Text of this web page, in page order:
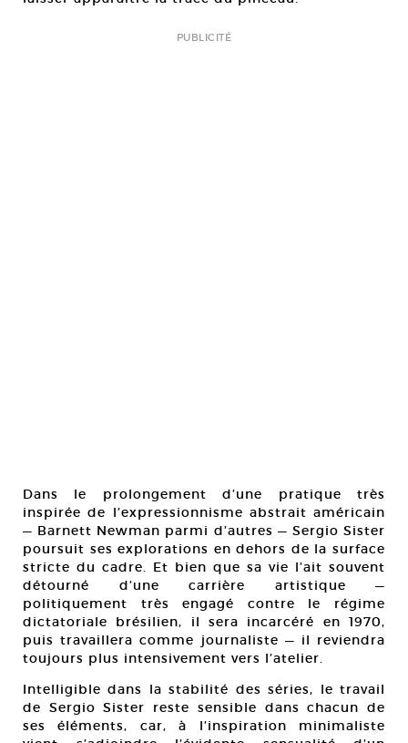
PUBLICITÉ
Dans le prolongement d’une pratique très
inspirée de l’expressionnisme abstrait américain
— Barnett Newman parmi d’autres — Sergio Sister
poursuit ses explorations en dehors de la surface
stricte du cadre. Et bien que sa vie l’ait souvent
détourné d’une carrière artistique —
politiquement très engagé contre le régime
dictatoriale brésilien, il sera incarcéré en 1970,
puis travaillera comme journaliste — il reviendra
toujours plus intensivement vers l’atelier.
Intelligible dans la stabilité des séries, le travail
de Sergio Sister reste sensible dans chacun de
ses éléments, car, à l’inspiration minimaliste